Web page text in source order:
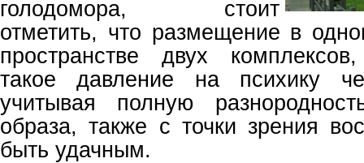
голодомора, стоит
отметить, что размещение в
пространстве двух
такое давление на психику
учитывая полную
образа, также с точки зрения
быть удачным.